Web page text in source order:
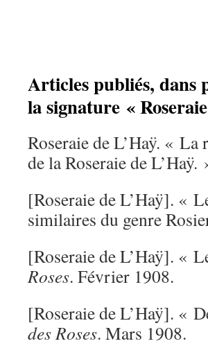
Articles publiés, dans
la signature «
Roseraie de L’Haÿ. «
de la Roseraie de
[Roseraie de L’Haÿ]. «
similaires du genre
[Roseraie de L’Haÿ]. «
Roses. Février 1908.
[Roseraie de L’Haÿ]. «
des Roses. Mars 1908.